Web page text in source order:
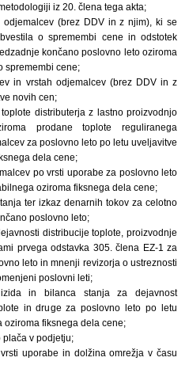
iz 20. člena tega akta;
(brez DDV in z njim), ki se
o spremembi cene in odstotek
končano poslovno leto oziroma
spremembi cene;
in vrstah odjemalcev (brez DDV in z
novih cen;
distributerja z lastno proizvodnjo
prodane toplote reguliranega
za poslovno leto po letu uveljavitve
dela cene;
po vrsti uporabe za poslovno leto
oziroma fiksnega dela cene;
ter izkaz denarnih tokov za celotno
poslovno leto;
distribucije toplote, proizvodnje
prvega odstavka 305. člena EZ-1 za
leto in mnenji revizorja o ustreznosti
poslovni leti;
in bilanca stanja za dejavnost
in druge za poslovno leto po letu
fiksnega dela cene;
v podjetju;
uporabe in dolžina omrežja v času